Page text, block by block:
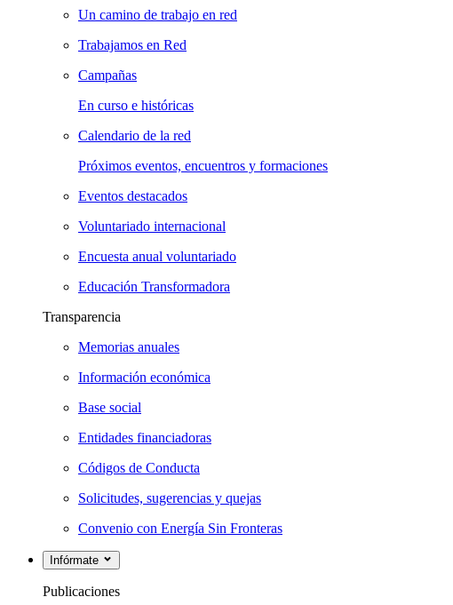
Un camino de trabajo en red
Trabajamos en Red
Campañas
En curso e históricas
Calendario de la red
Próximos eventos, encuentros y formaciones
Eventos destacados
Voluntariado internacional
Encuesta anual voluntariado
Educación Transformadora
Transparencia
Memorias anuales
Información económica
Base social
Entidades financiadoras
Códigos de Conducta
Solicitudes, sugerencias y quejas
Convenio con Energía Sin Fronteras
Infórmate
Publicaciones